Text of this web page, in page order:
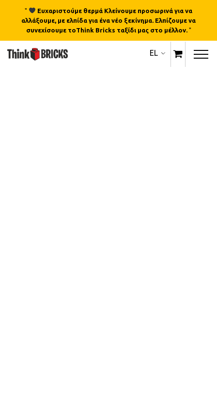
"
Ευχαριστούμε θερμά Κλείνουμε προσωρινά για να
αλλάξουμε, με ελπίδα για ένα νέο ξεκίνημα. Ελπίζουμε να
συνεχίσουμε τοThink Bricks ταξίδι μας στο μέλλον. "
EL